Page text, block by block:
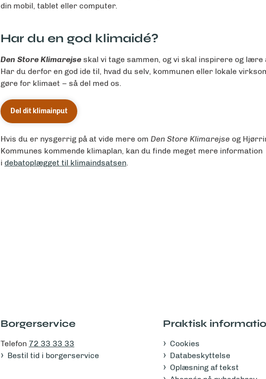
din mobil, tablet eller computer.
Har du en god klimaidé?
Den Store Klimarejse skal vi tage sammen, og vi skal inspirere og lære
Har du derfor en god ide til, hvad du selv, kommunen eller lokale
gøre for klimaet – så del med os.
Del dit klimainput
Hvis du er nysgerrig på at vide mere om Den Store Klimarejse og
Kommunes kommende klimaplan, kan du finde meget mere information
i debatoplægget til klimaindsatsen.
Borgerservice
Telefon 72 33 33 33
Bestil tid i borgerservice
Praktisk
Cookies
Databeskyttelse
Oplæsning af tekst